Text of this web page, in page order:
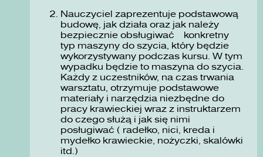
Nauczyciel zaprezentuje podstawową
budowę, jak działa oraz jak należy
bezpiecznie obsługiwać konkretny
typ maszyny do szycia, który będzie
wykorzystywany podczas kursu. W tym
wypadku będzie to maszyna do szycia.
Każdy z uczestników, na czas trwania
warsztatu, otrzymuje podstawowe
materiały i narzędzia niezbędne do
pracy krawieckiej wraz z instruktarzem
do czego służą i jak się nimi
posługiwać ( radełko, nici, kreda i
mydełko krawieckie, nożyczki, skalówki
itd.)